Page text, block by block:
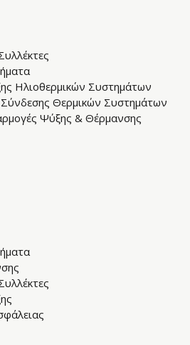
Ηλιοθερμικών Συστημάτων
Θερμικών Συστημάτων
Ψύξης & Θέρμανσης